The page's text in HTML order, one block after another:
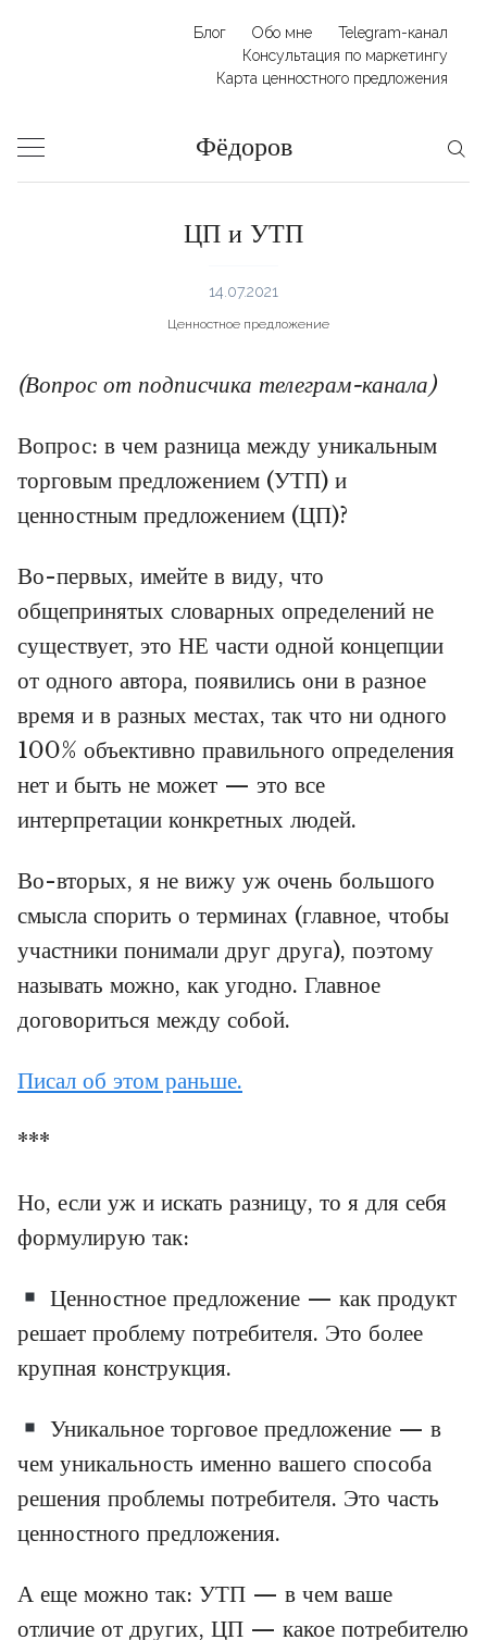
Блог Обо мне
Telegram-канал
Консультация по маркетингу
Карта ценностного предложения
Фёдоров
ЦП и УТП
14.07.2021
Ценностное предложение
(Вопрос от подписчика телеграм-канала)
Вопрос: в чем разница между уникальным
торговым предложением (УТП) и
ценностным предложением (ЦП)?
Во-первых, имейте в виду, что
общепринятых словарных определений не
существует, это НЕ части одной концепции
от одного автора, появились они в разное
время и в разных местах, так что ни одного
100% объективно правильного определения
нет и быть не может — это все
интерпретации конкретных людей.
Во-вторых, я не вижу уж очень большого
смысла спорить о терминах (главное, чтобы
участники понимали друг друга), поэтому
называть можно, как угодно. Главное
договориться между собой.
Писал об этом раньше.
***
Но, если уж и искать разницу, то я для себя
формулирую так:
Ценностное предложение — как продукт
решает проблему потребителя. Это более
крупная конструкция.
Уникальное торговое предложение — в
чем уникальность именно вашего способа
решения проблемы потребителя. Это часть
ценностного предложения.
А еще можно так: УТП — в чем ваше
отличие от других, ЦП — какое потребителю